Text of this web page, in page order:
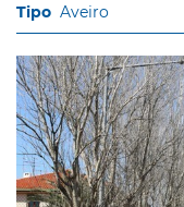
Aveiro